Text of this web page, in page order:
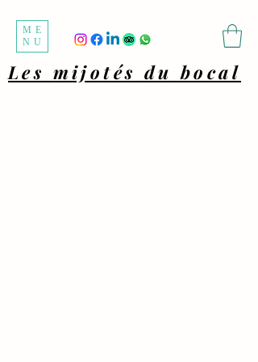
ME
NU
Les mijotés du bocal